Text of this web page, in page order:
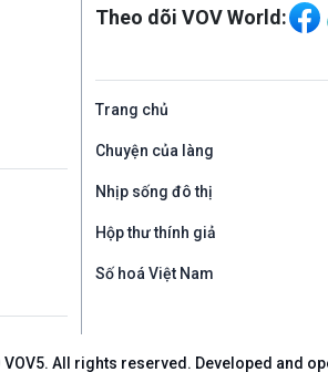
Theo dõi VOV World:
Trang chủ
Chuyện của làng
Nhịp sống đô thị
Hộp thư thính giả
Số hoá Việt Nam
All rights reserved. Developed and